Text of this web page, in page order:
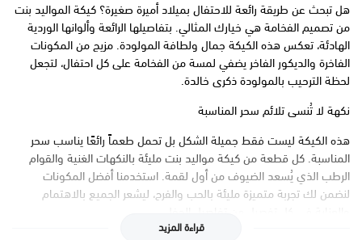
هل تبحث عن طريقة رائعة للاحتفال بميلاد أميرة صغيرة؟ كيكة المواليد بنت
من تصميم الفخامة هي خيارك المثالي. بتفاصيلها الرائعة وألوانها الوردية
الهادئة، تعكس هذه الكيكة جمال ولطافة المولودة. مزيج من المكونات
الفاخرة والديكور الفاخر يضفي لمسة من الفخامة على كل احتفال، لتجعل
لحظة الترحيب بالمولودة ذكرى خالدة.
نكهة لا تُنسى تلائم سحر المناسبة
هذه الكيكة ليست فقط جميلة الشكل بل تحمل طعماً رائعًا يناسب سحر
المناسبة. كل قطعة من كيكة مواليد بنت مليئة بالنكهات الغنية والقوام
الرطب الذي يُسعد الضيوف من أول لقمة. استخدمنا أفضل المكونات
لنضمن لك تجربة متميزة مليئة بالحب والفرح، ليشعر الجميع بالاهتمام
قراءة المزيد